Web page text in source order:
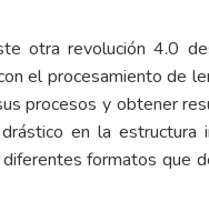
otra revolución 4.0
el procesamiento de
procesos y obtener
en la
formatos que